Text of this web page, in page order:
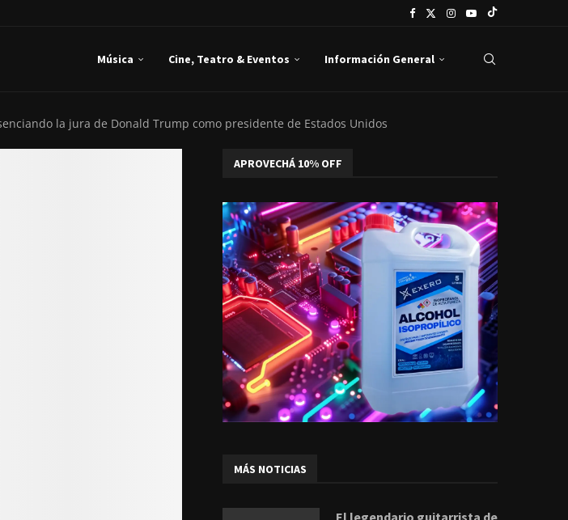
Música Cine, Teatro & Eventos Información General
la jura de Donald Trump como presidente de Estados Unidos
APROVECHÁ 10% OFF
MÁS NOTICIAS
El legendario guitarrista de